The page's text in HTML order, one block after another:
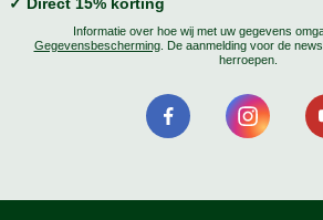
Informatie over hoe wij met uw gegevens
Gegevensbescherming. De aanmelding voor de
herroepen.